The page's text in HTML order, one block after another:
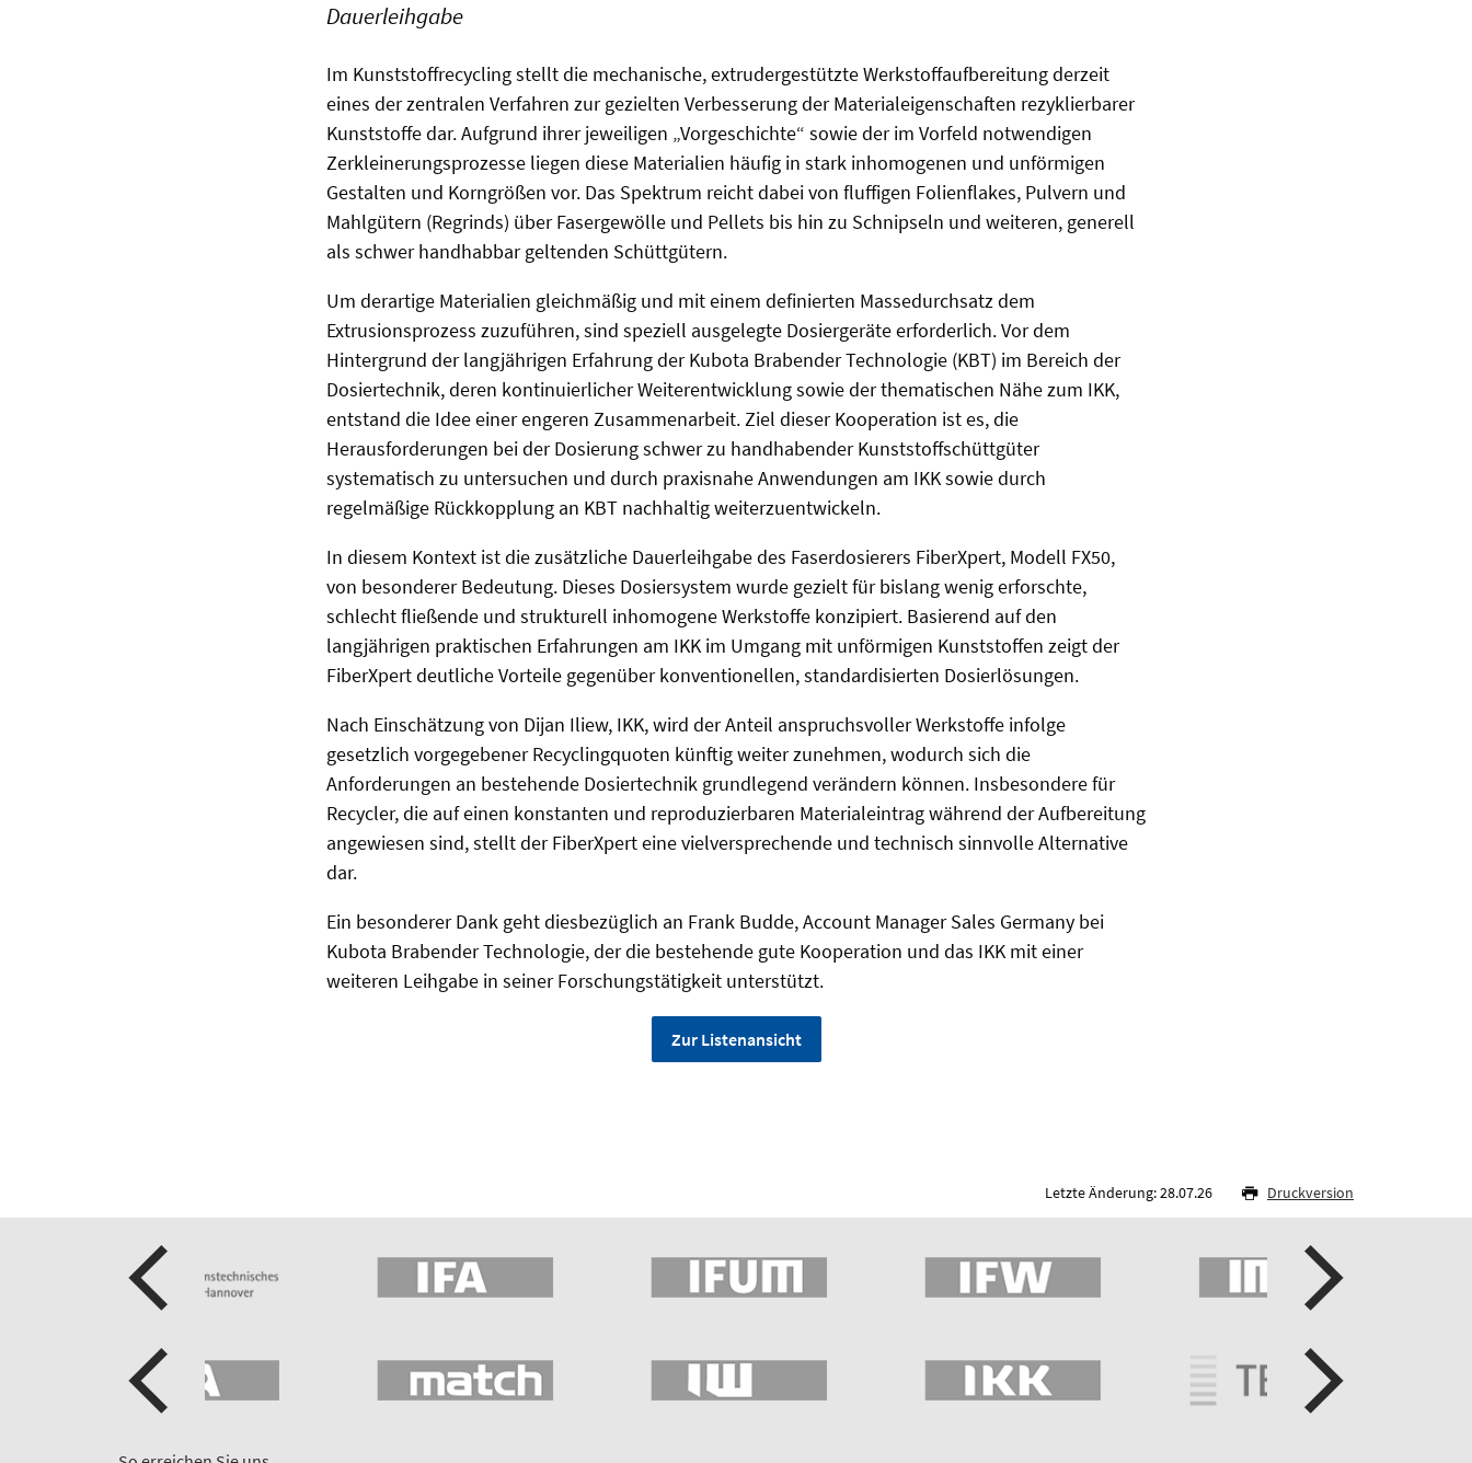
Dauerleihgabe
Im Kunststoffrecycling stellt die mechanische, extrudergestützte Werkstoffaufbereitung derzeit
eines der zentralen Verfahren zur gezielten Verbesserung der Materialeigenschaften rezyklierbarer
Kunststoffe dar. Aufgrund ihrer jeweiligen „Vorgeschichte“ sowie der im Vorfeld notwendigen
Zerkleinerungsprozesse liegen diese Materialien häufig in stark inhomogenen und unförmigen
Gestalten und Korngrößen vor. Das Spektrum reicht dabei von fluffigen Folienflakes, Pulvern und
Mahlgütern (Regrinds) über Fasergewölle und Pellets bis hin zu Schnipseln und weiteren, generell
als schwer handhabbar geltenden Schüttgütern.
Um derartige Materialien gleichmäßig und mit einem definierten Massedurchsatz dem
Extrusionsprozess zuzuführen, sind speziell ausgelegte Dosiergeräte erforderlich. Vor dem
Hintergrund der langjährigen Erfahrung der Kubota Brabender Technologie (KBT) im Bereich der
Dosiertechnik, deren kontinuierlicher Weiterentwicklung sowie der thematischen Nähe zum IKK,
entstand die Idee einer engeren Zusammenarbeit. Ziel dieser Kooperation ist es, die
Herausforderungen bei der Dosierung schwer zu handhabender Kunststoffschüttgüter
systematisch zu untersuchen und durch praxisnahe Anwendungen am IKK sowie durch
regelmäßige Rückkopplung an KBT nachhaltig weiterzuentwickeln.
In diesem Kontext ist die zusätzliche Dauerleihgabe des Faserdosierers FiberXpert, Modell FX50,
von besonderer Bedeutung. Dieses Dosiersystem wurde gezielt für bislang wenig erforschte,
schlecht fließende und strukturell inhomogene Werkstoffe konzipiert. Basierend auf den
langjährigen praktischen Erfahrungen am IKK im Umgang mit unförmigen Kunststoffen zeigt der
FiberXpert deutliche Vorteile gegenüber konventionellen, standardisierten Dosierlösungen.
Nach Einschätzung von Dijan Iliew, IKK, wird der Anteil anspruchsvoller Werkstoffe infolge
gesetzlich vorgegebener Recyclingquoten künftig weiter zunehmen, wodurch sich die
Anforderungen an bestehende Dosiertechnik grundlegend verändern können. Insbesondere für
Recycler, die auf einen konstanten und reproduzierbaren Materialeintrag während der Aufbereitung
angewiesen sind, stellt der FiberXpert eine vielversprechende und technisch sinnvolle Alternative
dar.
Ein besonderer Dank geht diesbezüglich an Frank Budde, Account Manager Sales Germany bei
Kubota Brabender Technologie, der die bestehende gute Kooperation und das IKK mit einer
weiteren Leihgabe in seiner Forschungstätigkeit unterstützt.
Zur Listenansicht
Letzte Änderung: 28.07.26 Druckversion